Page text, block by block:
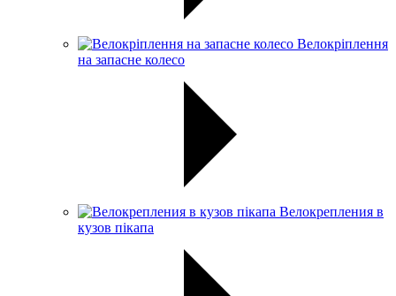
Велокріплення
на запасне колесо
Велокрепления в
кузов пікапа